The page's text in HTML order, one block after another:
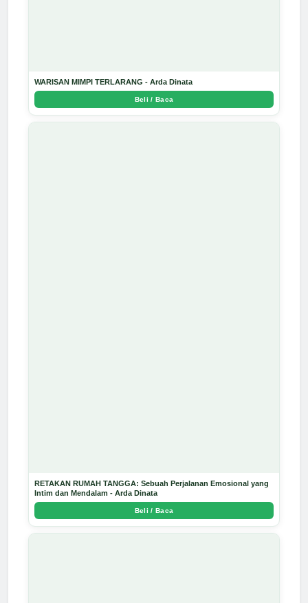
WARISAN MIMPI TERLARANG - Arda Dinata
Beli / Baca
RETAKAN RUMAH TANGGA: Sebuah Perjalanan Emosional yang
Intim dan Mendalam - Arda Dinata
Beli / Baca